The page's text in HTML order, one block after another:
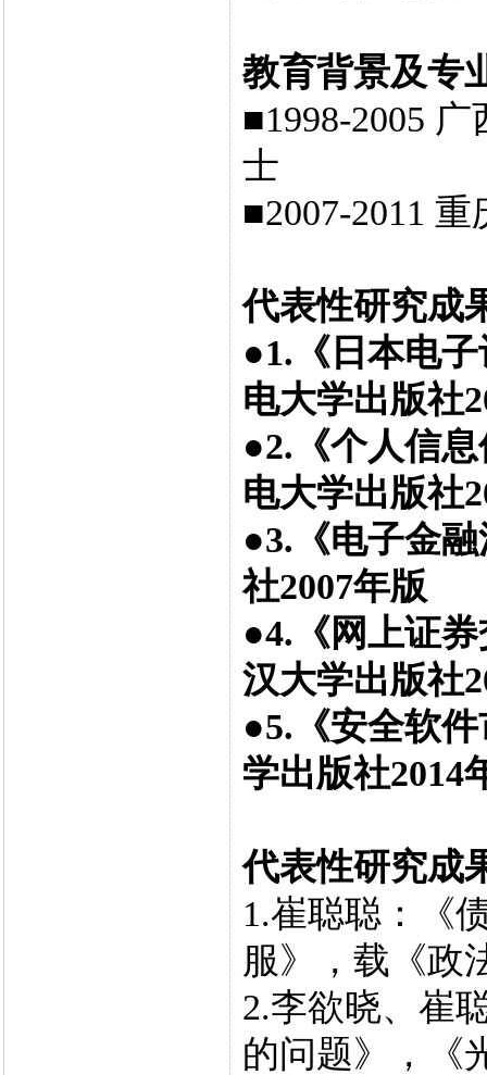
教育背景及专
■1998-2005
士
■2007-2011
代表性研究成
●1.《日本电
电大学出版社
●2.《个人信
电大学出版社
●3.《电子金
社2007年版
●4.《网上证
汉大学出版社
●5.《安全软
学出版社2014
代表性研究成
1.崔聪聪：《
服》，载《政
2.李欲晓、崔
的问题》，《